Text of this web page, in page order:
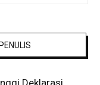
Deklarasi